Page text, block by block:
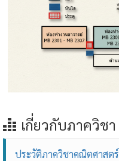
เกี่ยวกับภาควิชา
ประวัติภาควิชาคณิตศาสตร์